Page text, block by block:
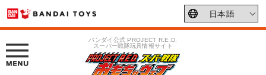
バンダイ公式 PROJECT R.E.D.
スーパー戦隊玩具情報サイト